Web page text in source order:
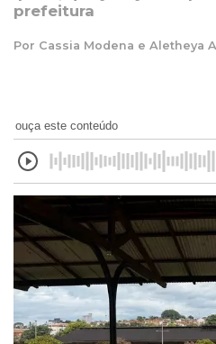
prefeitura
Por Cassia Modena e Aletheya
ouça este conteúdo